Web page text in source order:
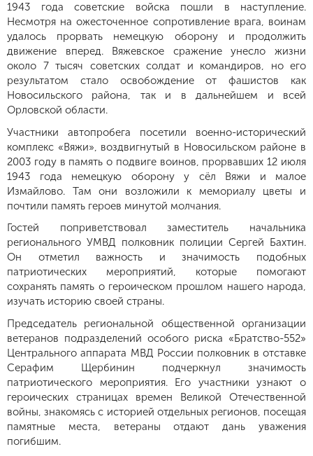
1943 года советские войска пошли в наступление.
Несмотря на ожесточенное сопротивление врага, воинам
удалось прорвать немецкую оборону и продолжить
движение вперед. Вяжевское сражение унесло жизни
около 7 тысяч советских солдат и командиров, но его
результатом стало освобождение от фашистов как
Новосильского района, так и в дальнейшем и всей
Орловской области.
Участники автопробега посетили военно-исторический
комплекс «Вяжи», воздвигнутый в Новосильском районе в
2003 году в память о подвиге воинов, прорвавших 12 июля
1943 года немецкую оборону у сёл Вяжи и малое
Измайлово. Там они возложили к мемориалу цветы и
почтили память героев минутой молчания.
Гостей поприветствовал заместитель начальника
регионального УМВД полковник полиции Сергей Бахтин.
Он отметил важность и значимость подобных
патриотических мероприятий, которые помогают
сохранять память о героическом прошлом нашего народа,
изучать историю своей страны.
Председатель региональной общественной организации
ветеранов подразделений особого риска «Братство-552»
Центрального аппарата МВД России полковник в отставке
Серафим Щербинин подчеркнул значимость
патриотического мероприятия. Его участники узнают о
героических страницах времен Великой Отечественной
войны, знакомясь с историей отдельных регионов, посещая
памятные места, ветераны отдают дань уважения
погибшим.